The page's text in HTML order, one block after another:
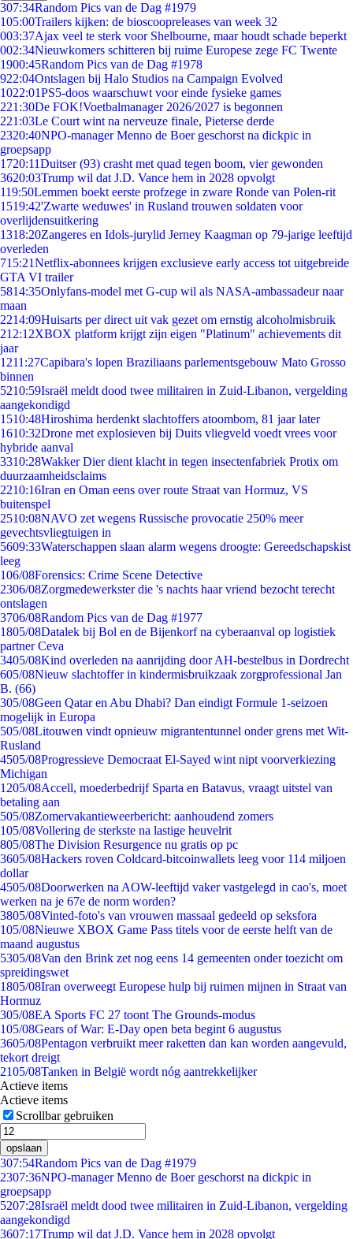
307:34Random Pics van de Dag #1979
105:00Trailers kijken: de bioscoopreleases van week 32
003:37Ajax veel te sterk voor Shelbourne, maar houdt schade beperkt
002:34Nieuwkomers schitteren bij ruime Europese zege FC Twente
1900:45Random Pics van de Dag #1978
922:04Ontslagen bij Halo Studios na Campaign Evolved
1022:01PS5-doos waarschuwt voor einde fysieke games
221:30De FOK!Voetbalmanager 2026/2027 is begonnen
221:03Le Court wint na nerveuze finale, Pieterse derde
2320:40NPO-manager Menno de Boer geschorst na dickpic in
groepsapp
1720:11Duitser (93) crasht met quad tegen boom, vier gewonden
3620:03Trump wil dat J.D. Vance hem in 2028 opvolgt
119:50Lemmen boekt eerste profzege in zware Ronde van Polen-rit
1519:42'Zwarte weduwes' in Rusland trouwen soldaten voor
overlijdensuitkering
1318:20Zangeres en Idols-jurylid Jerney Kaagman op 79-jarige leeftijd
overleden
715:21Netflix-abonnees krijgen exclusieve early access tot uitgebreide
GTA VI trailer
5814:35Onlyfans-model met G-cup wil als NASA-ambassadeur naar
maan
2214:09Huisarts per direct uit vak gezet om ernstig alcoholmisbruik
212:12XBOX platform krijgt zijn eigen "Platinum" achievements dit
jaar
1211:27Capibara's lopen Braziliaans parlementsgebouw Mato Grosso
binnen
5210:59Israël meldt dood twee militairen in Zuid-Libanon, vergelding
aangekondigd
1510:48Hiroshima herdenkt slachtoffers atoombom, 81 jaar later
1610:32Drone met explosieven bij Duits vliegveld voedt vrees voor
hybride aanval
3310:28Wakker Dier dient klacht in tegen insectenfabriek Protix om
duurzaamheidsclaims
2210:16Iran en Oman eens over route Straat van Hormuz, VS
buitenspel
2510:08NAVO zet wegens Russische provocatie 250% meer
gevechtsvliegtuigen in
5609:33Waterschappen slaan alarm wegens droogte: Gereedschapskist
leeg
106/08Forensics: Crime Scene Detective
2306/08Zorgmedewerkster die 's nachts haar vriend bezocht terecht
ontslagen
3706/08Random Pics van de Dag #1977
1805/08Datalek bij Bol en de Bijenkorf na cyberaanval op logistiek
partner Ceva
3405/08Kind overleden na aanrijding door AH-bestelbus in Dordrecht
605/08Nieuw slachtoffer in kindermisbruikzaak zorgprofessional Jan
B. (66)
305/08Geen Qatar en Abu Dhabi? Dan eindigt Formule 1-seizoen
mogelijk in Europa
505/08Litouwen vindt opnieuw migrantentunnel onder grens met Wit-
Rusland
4505/08Progressieve Democraat El-Sayed wint nipt voorverkiezing
Michigan
1205/08Accell, moederbedrijf Sparta en Batavus, vraagt uitstel van
betaling aan
505/08Zomervakantieweerbericht: aanhoudend zomers
105/08Vollering de sterkste na lastige heuvelrit
805/08The Division Resurgence nu gratis op pc
3605/08Hackers roven Coldcard-bitcoinwallets leeg voor 114 miljoen
dollar
4505/08Doorwerken na AOW-leeftijd vaker vastgelegd in cao's, moet
werken na je 67e de norm worden?
3805/08Vinted-foto's van vrouwen massaal gedeeld op seksfora
105/08Nieuwe XBOX Game Pass titels voor de eerste helft van de
maand augustus
5305/08Van den Brink zet nog eens 14 gemeenten onder toezicht om
spreidingswet
1805/08Iran overweegt Europese hulp bij ruimen mijnen in Straat van
Hormuz
305/08EA Sports FC 27 toont The Grounds-modus
105/08Gears of War: E-Day open beta begint 6 augustus
3605/08Pentagon verbruikt meer raketten dan kan worden aangevuld,
tekort dreigt
2105/08Tanken in België wordt nóg aantrekkelijker
Actieve items
Actieve items
Scrollbar gebruiken
opslaan
307:54Random Pics van de Dag #1979
2307:36NPO-manager Menno de Boer geschorst na dickpic in
groepsapp
5207:28Israël meldt dood twee militairen in Zuid-Libanon, vergelding
aangekondigd
3607:17Trump wil dat J.D. Vance hem in 2028 opvolgt